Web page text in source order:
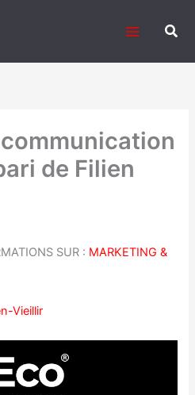
de Filien
SUR : MARKETING &
Vieillir